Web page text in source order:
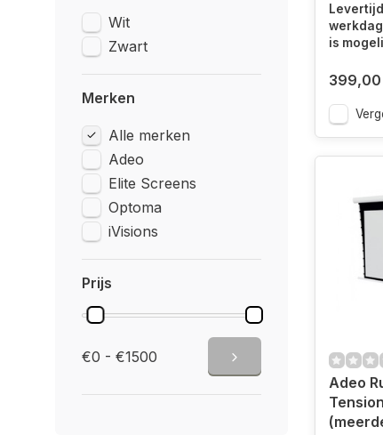
Wit
Zwart
Merken
Alle merken
Adeo
Elite Screens
Optoma
iVisions
Prijs
€0 - €1500
is
399,00
Adeo